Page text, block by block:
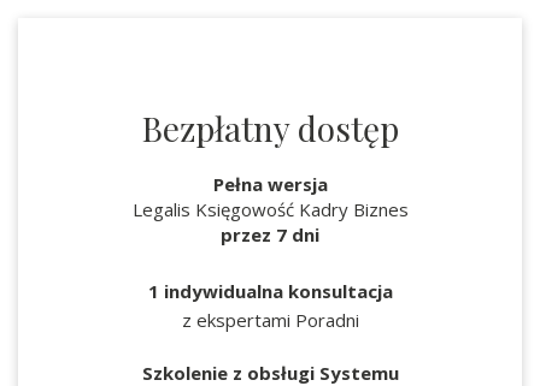
Bezpłatny dostęp
Pełna wersja
Legalis Księgowość Kadry Biznes
przez 7 dni
1 indywidualna konsultacja
z ekspertami Poradni
Szkolenie z obsługi Systemu